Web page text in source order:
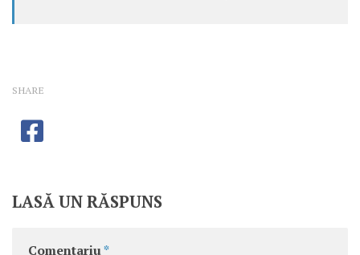
SHARE
LASĂ UN RĂSPUNS
Comentariu*